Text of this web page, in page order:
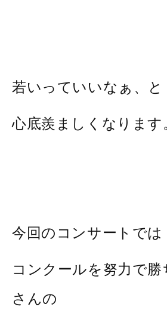
若いっていいなぁ、と
心底羨ましくなります
今回のコンサートでは
コンクールを努力で勝
さんの